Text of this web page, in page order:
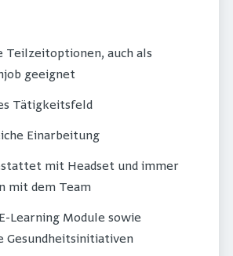
auch als
geeignet
Tätigkeitsfeld
Einarbeitung
mit Headset und immer
mit dem Team
Learning Module sowie
Gesundheitsinitiativen